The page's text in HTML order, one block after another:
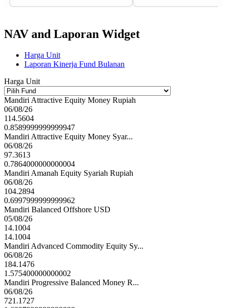
NAV and Laporan Widget
Harga Unit
Laporan Kinerja Fund Bulanan
Harga Unit
Mandiri Attractive Equity Money Rupiah
06/08/26
114.5604
0.8589999999999947
Mandiri Attractive Equity Money Syar...
06/08/26
97.3613
0.7864000000000004
Mandiri Amanah Equity Syariah Rupiah
06/08/26
104.2894
0.6997999999999962
Mandiri Balanced Offshore USD
05/08/26
14.1004
14.1004
Mandiri Advanced Commodity Equity Sy...
06/08/26
184.1476
1.575400000000002
Mandiri Progressive Balanced Money R...
06/08/26
721.1727